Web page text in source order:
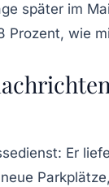
später im
Prozent, wie
Er